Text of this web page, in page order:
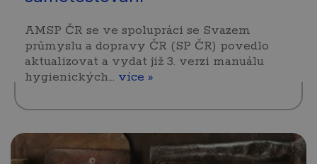
AMSP ČR se ve spolupráci se Svazem
průmyslu a dopravy ČR (SP ČR) povedlo
aktualizovat a vydat již 3. verzi manuálu
hygienických… více »